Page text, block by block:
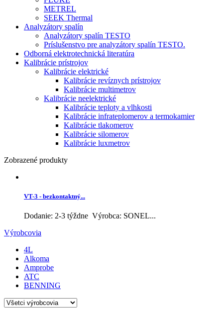
METREL
SEEK Thermal
Analyzátory spalín
Analyzátory spalín TESTO
Príslušenstvo pre analyzátory spalín TESTO.
Odborná elektrotechnická literatúra
Kalibrácie prístrojov
Kalibrácie elektrické
Kalibrácie revíznych prístrojov
Kalibrácie multimetrov
Kalibrácie neelektrické
Kalibrácie teploty a vlhkosti
Kalibrácie infrateplomerov a termokamier
Kalibrácie tlakomerov
Kalibrácie silomerov
Kalibrácie luxmetrov
Zobrazené produkty
VT-3 - bezkontaktný...
Dodanie: 2-3 týždne Výrobca: SONEL...
Výrobcovia
4L
Alkoma
Amprobe
ATC
BENNING